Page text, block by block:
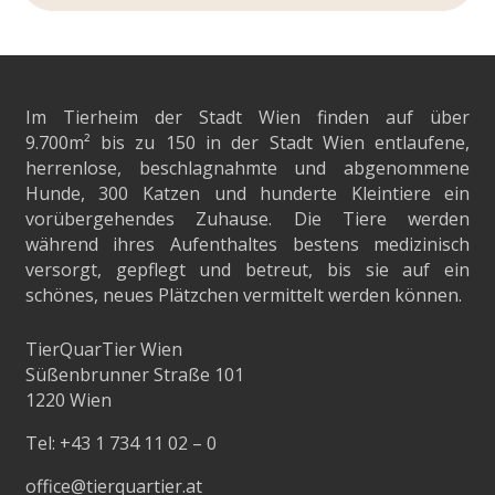
Im Tierheim der Stadt Wien finden auf über
9.700m² bis zu 150 in der Stadt Wien entlaufene,
herrenlose, beschlagnahmte und abgenommene
Hunde, 300 Katzen und hunderte Kleintiere ein
vorübergehendes Zuhause. Die Tiere werden
während ihres Aufenthaltes bestens medizinisch
versorgt, gepflegt und betreut, bis sie auf ein
schönes, neues Plätzchen vermittelt werden können.
TierQuarTier Wien
Süßenbrunner Straße 101
1220 Wien
Tel: +43 1 734 11 02 – 0
office@tierquartier.at